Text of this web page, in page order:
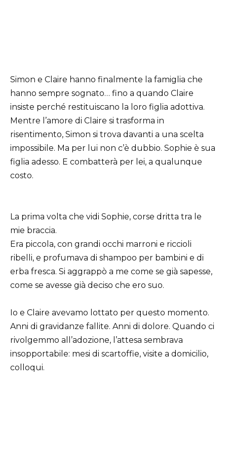
Simon e Claire hanno finalmente la famiglia che
hanno sempre sognato… fino a quando Claire
insiste perché restituiscano la loro figlia adottiva.
Mentre l’amore di Claire si trasforma in
risentimento, Simon si trova davanti a una scelta
impossibile. Ma per lui non c’è dubbio. Sophie è sua
figlia adesso. E combatterà per lei, a qualunque
costo.
La prima volta che vidi Sophie, corse dritta tra le
mie braccia.
Era piccola, con grandi occhi marroni e riccioli
ribelli, e profumava di shampoo per bambini e di
erba fresca. Si aggrappò a me come se già sapesse,
come se avesse già deciso che ero suo.
Io e Claire avevamo lottato per questo momento.
Anni di gravidanze fallite. Anni di dolore. Quando ci
rivolgemmo all’adozione, l’attesa sembrava
insopportabile: mesi di scartoffie, visite a domicilio,
colloqui.